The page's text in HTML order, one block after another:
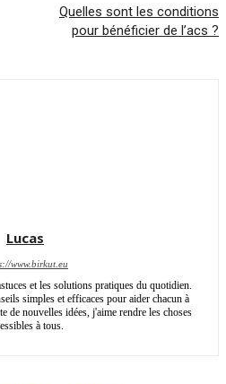
Quelles sont les conditions
pour bénéficier de l’acs ?
Lucas
www.birkut.eu
et les solutions pratiques du quotidien.
simples et efficaces pour aider chacun à
de nouvelles idées, j'aime rendre les choses
à tous.